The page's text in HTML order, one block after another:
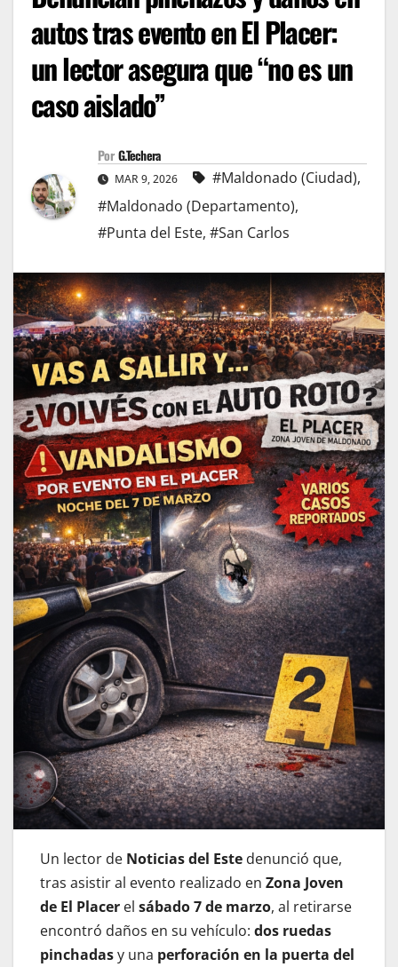
autos tras evento en El Placer:
un lector asegura que “no es un
caso aislado”
Por G.Techera
MAR 9, 2026 #Maldonado (Ciudad),
#Maldonado (Departamento),
#Punta del Este, #San Carlos
Un lector de Noticias del Este denunció que,
tras asistir al evento realizado en Zona Joven
de El Placer el sábado 7 de marzo, al retirarse
encontró daños en su vehículo: dos ruedas
pinchadasy una perforación en la puerta del